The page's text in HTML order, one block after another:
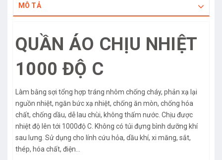
MÔ TẢ
QUẦN ÁO CHỊU NHIỆT
1000 ĐỘ C
Làm bằng sợi tổng hợp tráng nhôm chống cháy, phản xạ lại
nguồn nhiệt, ngăn bức xạ nhiệt, chống ăn mòn, chống hóa
chất, chống dầu, dễ lau chùi, không thấm nước. Chịu được
nhiệt độ lên tới 1000độ C. Không có túi đựng bình dưỡng khí
sau lưng. Sử dụng cho lính cứu hỏa, dầu khí, xi măng, sắt,
thép, hóa chất, điện…